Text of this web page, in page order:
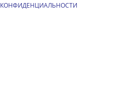
КОНФИДЕНЦИАЛЬНОСТИ